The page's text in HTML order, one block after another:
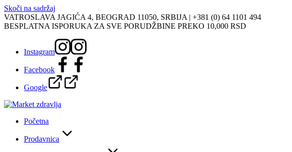
Skoči na sadržaj
VATROSLAVA JAGIĆA 4, BEOGRAD 11050, SRBIJA | +381 (0) 64 1101 494
BESPLATNA ISPORUKA ZA SVE PORUDŽBINE PREKO 10,000 RSD
Instagram
Facebook
Google
Početna
Prodavnica